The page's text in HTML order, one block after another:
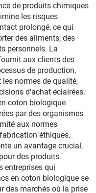
de produits chimiques
les risques
prolongé, ce qui
des aliments, des
personnels. La
aux clients des
de production,
normes de qualité,
d'achat éclairées.
coton biologique
par des organismes
aux normes
éthiques.
un avantage crucial,
des produits
entreprises qui
en coton biologique se
des marchés où la prise